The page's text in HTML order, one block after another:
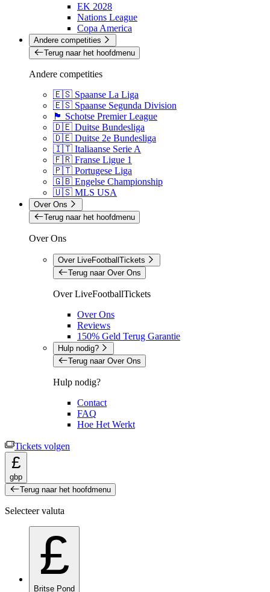
EK 2028
Nations League
Copa America
Andere competities
Terug naar het hoofdmenu
Andere competities
🇪🇸 Spaanse La Liga
🇪🇸 Spaanse Segunda Division
🏴󠁧󠁢󠁳󠁣󠁴󠁿 Schotse Premier League
🇩🇪 Duitse Bundesliga
🇩🇪 Duitse 2e Bundesliga
🇮🇹 Italiaanse Serie A
🇫🇷 Franse Ligue 1
🇵🇹 Portugese Liga
🇬🇧 Engelse Championship
🇺🇸 MLS USA
Over Ons
Terug naar het hoofdmenu
Over Ons
Over LiveFootballTickets
Terug naar Over Ons
Over LiveFootballTickets
Over Ons
Reviews
150% Geld Terug Garantie
Hulp nodig?
Terug naar Over Ons
Hulp nodig?
Contact
FAQ
Hoe Het Werkt
Tickets volgen
£
gbp
Terug naar het hoofdmenu
Selecteer valuta
£
Britse Pond